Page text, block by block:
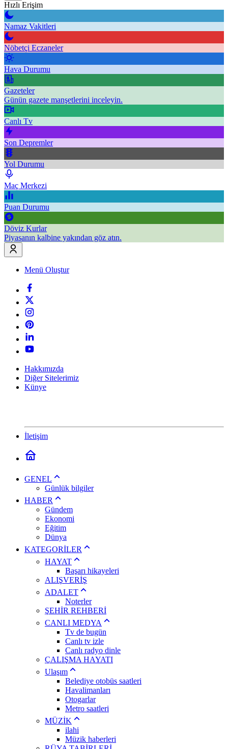
Hızlı Erişim
Namaz Vakitleri
Nöbetçi Eczaneler
Hava Durumu
Gazeteler
Günün gazete manşetlerini inceleyin.
Canlı Tv
Son Depremler
Yol Durumu
Maç Merkezi
Puan Durumu
Döviz Kurlar
Piyasanın kalbine yakından göz atın.
Menü Oluştur
Hakkımızda
Diğer Sitelerimiz
Künye
İletişim
GENEL
Günlük bilgiler
HABER
Gündem
Ekonomi
Eğitim
Dünya
KATEGORİLER
HAYAT
Başarı hikayeleri
ALIŞVERİŞ
ADALET
Noterler
ŞEHİR REHBERİ
CANLI MEDYA
Tv de bugün
Canlı tv izle
Canlı radyo dinle
ÇALIŞMA HAYATI
Ulaşım
Belediye otobüs saatleri
Havalimanları
Otogarlar
Metro saatleri
MÜZİK
ilahi
Müzik haberleri